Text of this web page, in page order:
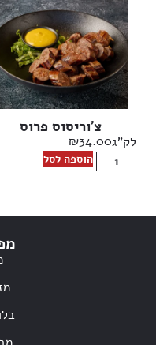
צ׳וריסוס פרוס
לק"ג ₪34.00
הוספה לסל